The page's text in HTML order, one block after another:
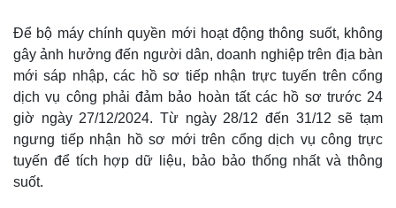
Để bộ máy chính quyền mới hoạt động thông suốt, không
gây ảnh hưởng đến người dân, doanh nghiệp trên địa bàn
mới sáp nhập, các hồ sơ tiếp nhận trực tuyến trên cổng
dịch vụ công phải đảm bảo hoàn tất các hồ sơ trước 24
giờ ngày 27/12/2024. Từ ngày 28/12 đến 31/12 sẽ tạm
ngưng tiếp nhận hồ sơ mới trên cổng dịch vụ công trực
tuyến để tích hợp dữ liệu, bảo bảo thống nhất và thông
suốt.